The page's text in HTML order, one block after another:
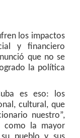
los impactos
y financiero
que no se
la política
es eso: los
cultural, que
nuestro”,
como la mayor